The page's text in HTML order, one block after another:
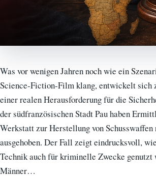
Was vor wenigen Jahren noch wie ein
Science-Fiction-Film klang, entwickelt sich
einer realen Herausforderung für die
der südfranzösischen Stadt Pau haben
Werkstatt zur Herstellung von
ausgehoben. Der Fall zeigt eindrucksvoll,
Technik auch für kriminelle Zwecke
Männer…